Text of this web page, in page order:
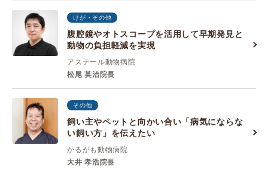
けが・その他
腹腔鏡やオトスコープを活用して早期発見と
動物の負担軽減を実現
アステール動物病院
松尾 英治院長
その他
飼い主やペットと向かい合い「病気にならな
い飼い方」を伝えたい
かるがも動物病院
大井 孝浩院長